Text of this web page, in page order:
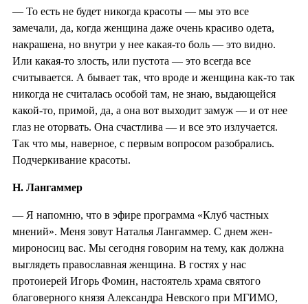
— То есть не будет никогда красоты — мы это все
замечали, да, когда женщина даже очень красиво одета,
накрашена, но внутри у нее какая-то боль — это видно.
Или какая-то злость, или пустота — это всегда все
считывается. А бывает так, что вроде и женщина как-то так
никогда не считалась особой там, не знаю, выдающейся
какой-то, примой, да, а она вот выходит замуж — и от нее
глаз не оторвать. Она счастлива — и все это излучается.
Так что мы, наверное, с первым вопросом разобрались.
Подчеркивание красоты.
Н. Лангаммер
— Я напомню, что в эфире программа «Клуб частных
мнений». Меня зовут Наталья Лангаммер. С днем жен-
мироносиц вас. Мы сегодня говорим на тему, как должна
выглядеть православная женщина. В гостях у нас
протоиерей Игорь Фомин, настоятель храма святого
благоверного князя Александра Невского при МГИМО,